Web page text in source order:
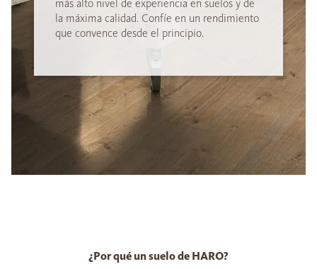
más alto nivel de experiencia en suelos y de
la máxima calidad. Confíe en un rendimiento
que convence desde el principio.
¿Por qué un suelo de HARO?